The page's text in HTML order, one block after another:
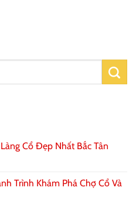
Cổ Đẹp Nhất Bắc Tân
Trình Khám Phá Chợ Cổ Và